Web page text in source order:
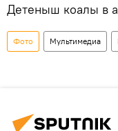
Детеныш коалы в
Фото Мультимедиа